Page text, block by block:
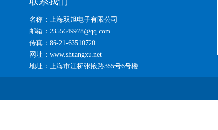
名称：上海双旭电子有限公司
邮箱：2355649978@qq.com
传真：86-21-63510720
网址：www.shuangxu.net
地址：上海市江桥张掖路355号6号楼